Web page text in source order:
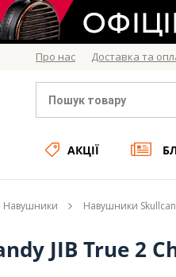
Про нас Доставка та
АКЦІЇ
Навушники Навушники
JIB True 2